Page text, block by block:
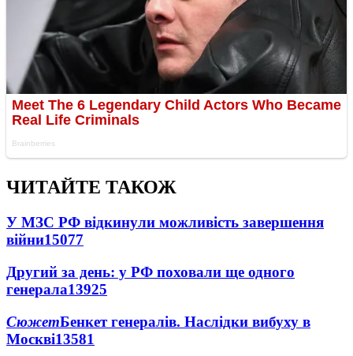
ЧИТАЙТЕ ТАКОЖ
У МЗС РФ відкинули можливість завершення
війни15077
Другий за день: у РФ поховали ще одного
генерала13925
СюжетБенкет генералів. Наслідки вибуху в
Москві13581